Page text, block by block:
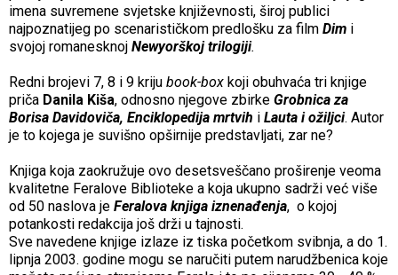
imena suvremene svjetske književnosti, široj publici
najpoznatijeg po scenarističkom predlošku za film Dim i
svojoj romanesknoj Newyorškoj trilogiji.
Redni brojevi 7, 8 i 9 kriju book-box koji obuhvaća tri knjige
priča Danila Kiša, odnosno njegove zbirke Grobnica za
Borisa Davidoviča, Enciklopedija mrtvih i Lauta i ožiljci. Autor
je to kojega je suvišno opširnije predstavljati, zar ne?
Knjiga koja zaokružuje ovo desetsveščano proširenje veoma
kvalitetne Feralove Biblioteke a koja ukupno sadrži već više
od 50 naslova je Feralova knjiga iznenađenja, o kojoj
potankosti redakcija još drži u tajnosti.
Sve navedene knjige izlaze iz tiska početkom svibnja, a do 1.
lipnja 2003. godine mogu se naručiti putem narudžbenica koje